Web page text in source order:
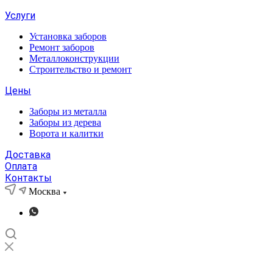
Услуги
Установка заборов
Ремонт заборов
Металлоконструкции
Строительство и ремонт
Цены
Заборы из металла
Заборы из дерева
Ворота и калитки
Доставка
Оплата
Контакты
Москва